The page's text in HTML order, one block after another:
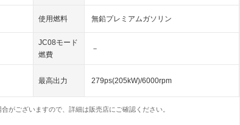
使用燃料 無鉛プレミアムガソリン
JC08モード
燃費
－
最高出力 279ps(205kW)/6000rpm
がございますので、詳細は販売店にご確認ください。